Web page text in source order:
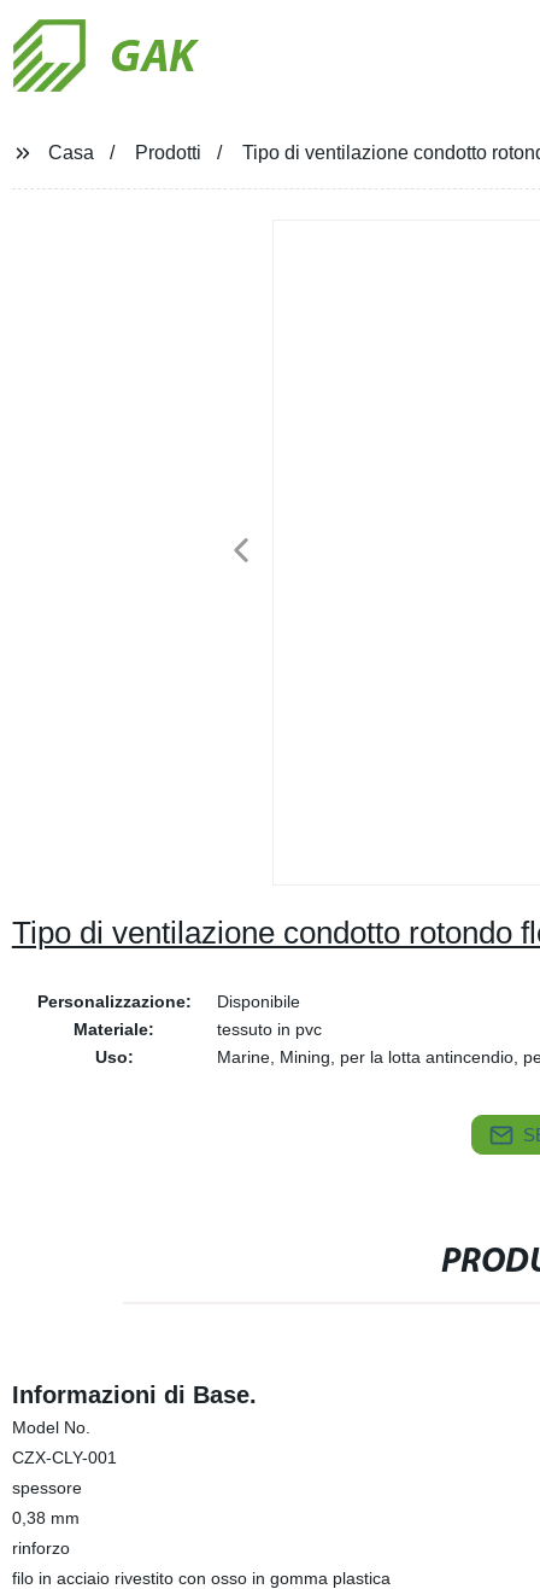
GAK
Casa Prodotti Tipo di ventilazione condotto
Tipo di ventilazione condotto rotondo
Personalizzazione:
Disponibile
Materiale:
tessuto in pvc
Uso:
Marine, Mining, per la lotta antincendio,
Informazioni di Base.
Model No.
CZX-CLY-001
spessore
0,38 mm
rinforzo
filo in acciaio rivestito con osso in gomma plastica